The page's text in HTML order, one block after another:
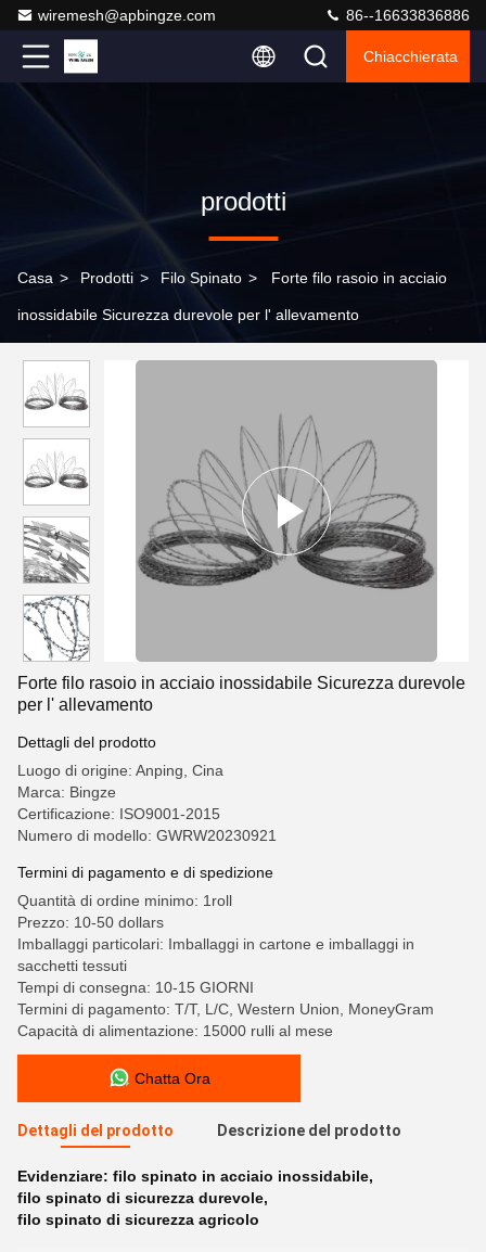
wiremesh@apbingze.com 86--16633836886
Chiacchierata
prodotti
Casa > Prodotti > Filo Spinato > Forte filo rasoio in acciaio
inossidabile Sicurezza durevole per l' allevamento
Forte filo rasoio in acciaio inossidabile Sicurezza durevole
per l' allevamento
Dettagli del prodotto
Luogo di origine: Anping, Cina
Marca: Bingze
Certificazione: ISO9001-2015
Numero di modello: GWRW20230921
Termini di pagamento e di spedizione
Quantità di ordine minimo: 1roll
Prezzo: 10-50 dollars
Imballaggi particolari: Imballaggi in cartone e imballaggi in
sacchetti tessuti
Tempi di consegna: 10-15 GIORNI
Termini di pagamento: T/T, L/C, Western Union, MoneyGram
Capacità di alimentazione: 15000 rulli al mese
Chatta Ora
Dettagli del prodotto Descrizione del prodotto
Evidenziare: filo spinato in acciaio inossidabile,
filo spinato di sicurezza durevole,
filo spinato di sicurezza agricolo